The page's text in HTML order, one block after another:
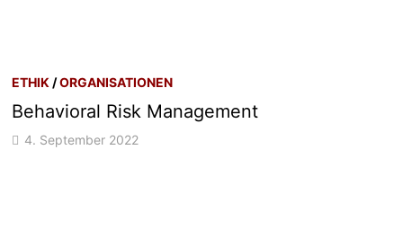
ETHIK /ORGANISATIONEN
Behavioral Risk Management
4. September 2022